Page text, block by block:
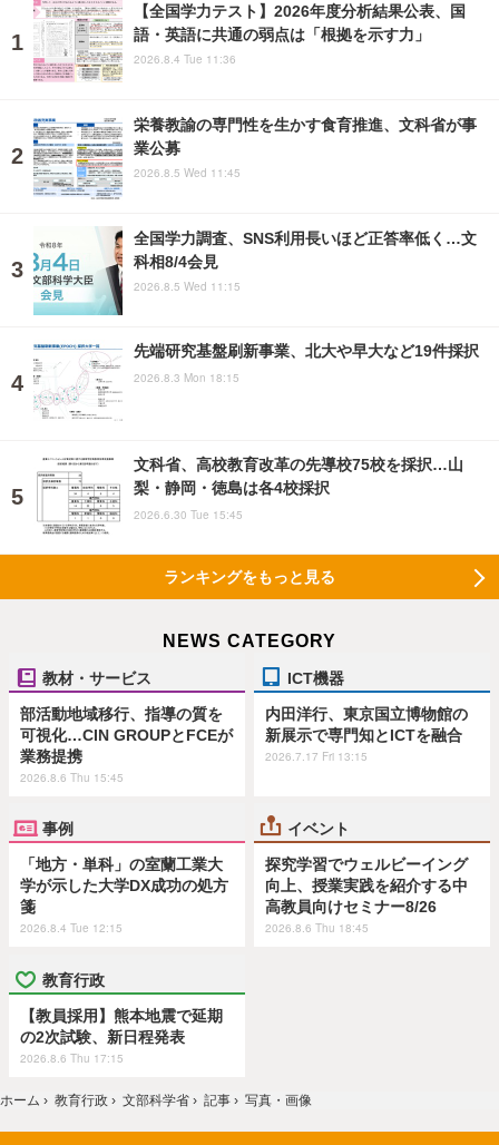
【全国学力テスト】2026年度分析結果公表、国
語・英語に共通の弱点は「根拠を示す力」
2026.8.4 Tue 11:36
栄養教諭の専門性を生かす食育推進、文科省が事
業公募
2026.8.5 Wed 11:45
全国学力調査、SNS利用長いほど正答率低く…文
科相8/4会見
2026.8.5 Wed 11:15
先端研究基盤刷新事業、北大や早大など19件採択
2026.8.3 Mon 18:15
文科省、高校教育改革の先導校75校を採択…山
梨・静岡・徳島は各4校採択
2026.6.30 Tue 15:45
ランキングをもっと見る
NEWS CATEGORY
教材・サービス
部活動地域移行、指導の質を
可視化…CIN GROUPとFCEが
業務提携
2026.8.6 Thu 15:45
ICT機器
内田洋行、東京国立博物館の
新展示で専門知とICTを融合
2026.7.17 Fri 13:15
事例
「地方・単科」の室蘭工業大
学が示した大学DX成功の処方
箋
2026.8.4 Tue 12:15
イベント
探究学習でウェルビーイング
向上、授業実践を紹介する中
高教員向けセミナー8/26
2026.8.6 Thu 18:45
教育行政
【教員採用】熊本地震で延期
の2次試験、新日程発表
2026.8.6 Thu 17:15
ホーム › 教育行政 › 文部科学省 › 記事 › 写真・画像